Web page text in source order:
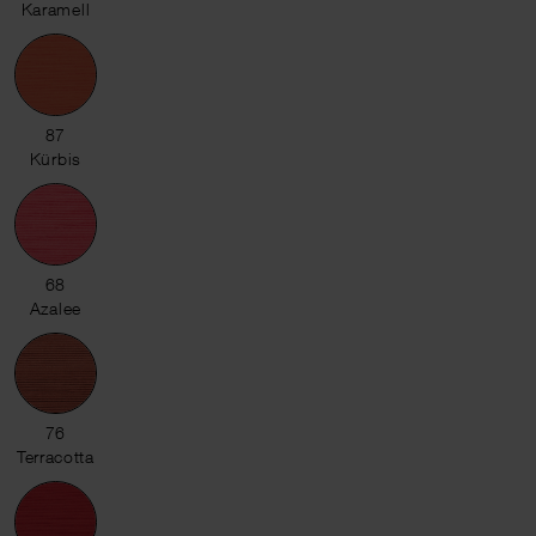
Karamell
87 Kürbis
87
Kürbis
68 Azalee
68
Azalee
76 Terracotta
76
Terracotta